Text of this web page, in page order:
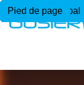
Menu principal
Contenu principal
Pied de page